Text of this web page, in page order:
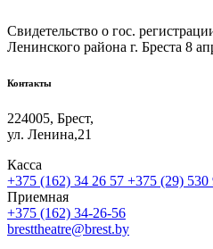
Свидетельство о гос.
Ленинского района г. Бреста 8
Контакты
224005, Брест,
ул. Ленина,21
Касса
+375 (162) 34 26 57 +375 (29) 530
Приемная
+375 (162) 34-26-56
bresttheatre@brest.by